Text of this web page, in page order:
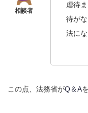
虐待
待が
法に
この点、法務省がQ＆A